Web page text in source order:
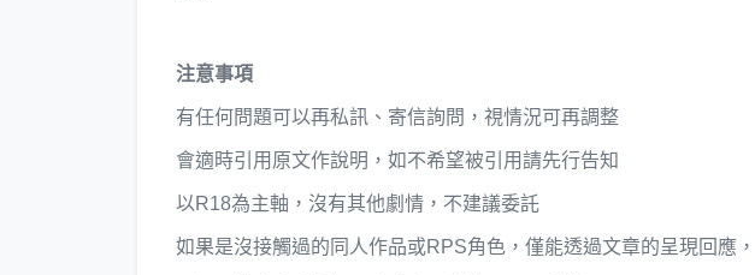
注意事項
有任何問題可以再私訊、寄信詢問，視情況可再調整
會適時引用原文作說明，如不希望被引用請先行告知
以R18為主軸，沒有其他劇情，不建議委託
如果是沒接觸過的同人作品或RPS角色，僅能透過文章的呈現回應，